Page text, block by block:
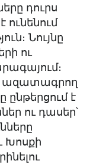
դուրս
ունենում
Նույնը
ու
ազատագրող
ընթերցում է
ու դասեր՝
Խոսքի